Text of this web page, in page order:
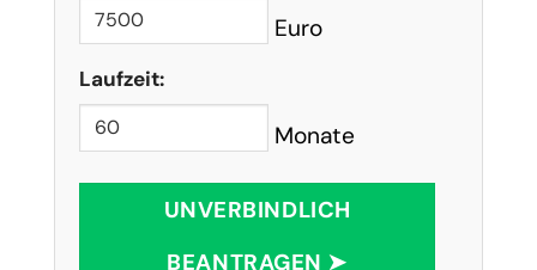
Euro
Laufzeit:
Monate
UNVERBINDLICH
BEANTRAGEN ➤